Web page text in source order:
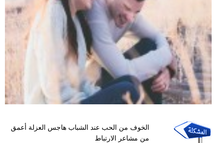
فيديو
مدوَنات
مشاكل
وحلول
الخوف من الحب عند الشباب هاجس العزلة أعمق
من مشاعر الارتباط